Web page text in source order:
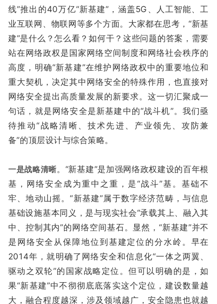
线”推出的40万亿“新基建”，涵盖5G、人工智能、工
业互联网、物联网等多个方面。大家都在思考，“新基
建”是什么？怎么看？如何干？这些问题的答案，需要
站在网络政权是国家网络空间制度和网络社会秩序的
高度，明确“新基建”在维护网络政权中的重要地位和
重大契机，决定其中网络安全的特殊作用，也直接对
网络安全提出高质量发展的新要求。这一切汇聚成一
句话，就是网络安全是新基建中的“战斗机”。我们亟
待推动“战略清晰、技术先进、产业领先、攻防兼
备”的顶层设计与综合策略。
一是战略清晰。“新基建”是加强网络政权建设的百年根
基，网络安全成为重中之重，是“战斗”基。基础不
牢、地动山摇。“新基建”属于数字经济范畴，与信息
基础设施基本同义，是与现实社会“承载其上、融入其
中、控制其内”的网络空间基石。显然，“新基建”并不
是网络安全从保障地位到基建定位的分水岭。早在
2014年，就明确了网络安全和信息化“一体之两翼、
驱动之双轮”的国家战略定位。但可以明确的是，如
果“新基建”中不彻彻底底落实这个定位，建设数量越
大，融合程度越深，涉及领域越广，安全隐患也就越